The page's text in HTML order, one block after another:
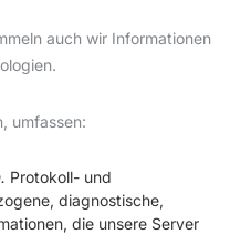
auch wir Informationen
umfassen:
Protokoll- und
diagnostische,
die unsere Server